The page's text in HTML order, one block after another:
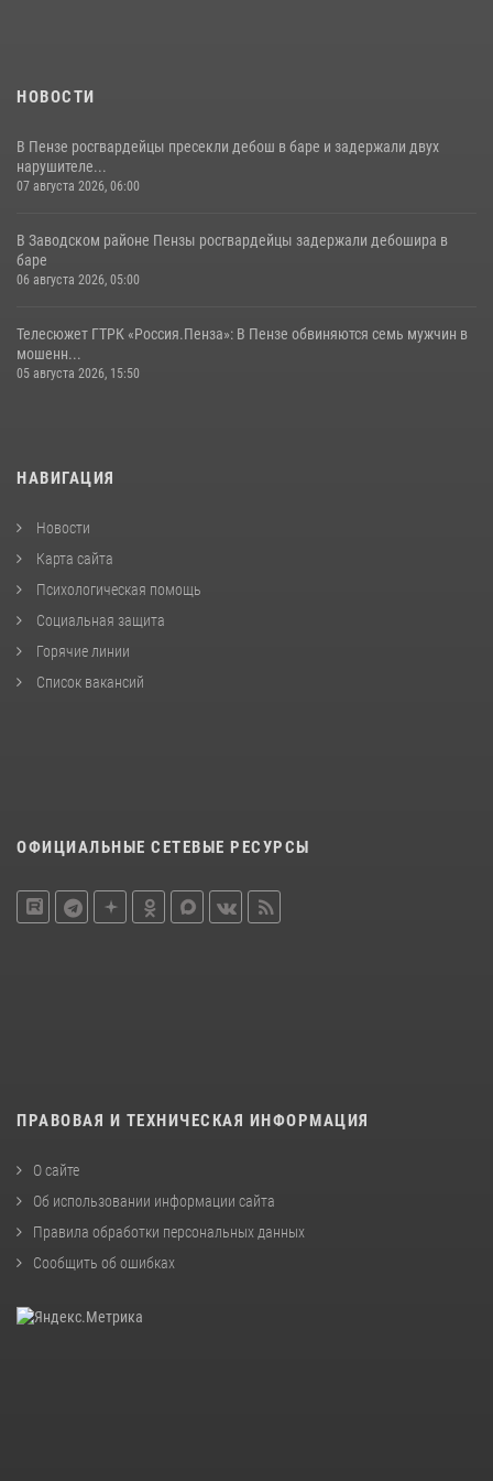
НОВОСТИ
В Пензе росгвардейцы пресекли дебош в баре и задержали двух
нарушителе...
07 августа 2026, 06:00
В Заводском районе Пензы росгвардейцы задержали дебошира в
баре
06 августа 2026, 05:00
Телесюжет ГТРК «Россия.Пенза»: В Пензе обвиняются семь мужчин в
мошенн...
05 августа 2026, 15:50
НАВИГАЦИЯ
Новости
Карта сайта
Психологическая помощь
Социальная защита
Горячие линии
Список вакансий
ОФИЦИАЛЬНЫЕ СЕТЕВЫЕ РЕСУРСЫ
ПРАВОВАЯ И ТЕХНИЧЕСКАЯ ИНФОРМАЦИЯ
О сайте
Об использовании информации сайта
Правила обработки персональных данных
Сообщить об ошибках